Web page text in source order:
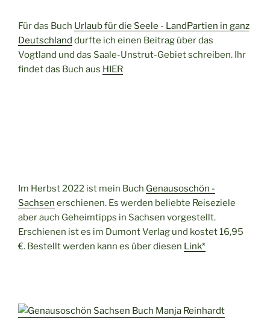
Für das Buch Urlaub für die Seele - LandPartien in ganz
Deutschland durfte ich einen Beitrag über das
Vogtland und das Saale-Unstrut-Gebiet schreiben. Ihr
findet das Buch aus HIER
Im Herbst 2022 ist mein Buch Genausoschön -
Sachsen erschienen. Es werden beliebte Reiseziele
aber auch Geheimtipps in Sachsen vorgestellt.
Erschienen ist es im Dumont Verlag und kostet 16,95
€. Bestellt werden kann es über diesen Link*